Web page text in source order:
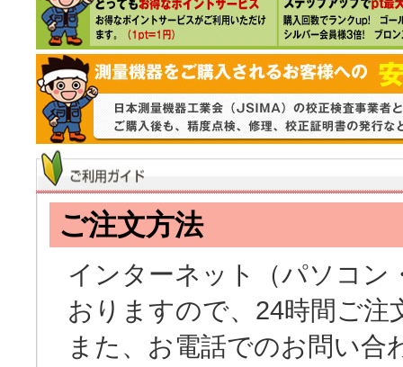
ご注文方法
インターネット（パソコン
おりますので、24時間ご注
また、お電話でのお問い